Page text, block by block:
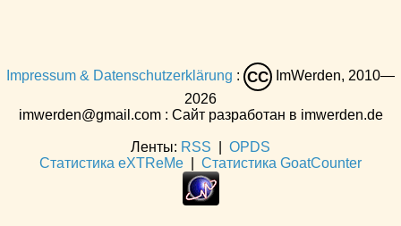
Impressum & Datenschutzerklärung : CC
ImWerden, 2010—
2026
imwerden@gmail.com : Сайт разработан в imwerden.de
Ленты: RSS
OPDS
Статистика eXTReMe
Статистика GoatCounter